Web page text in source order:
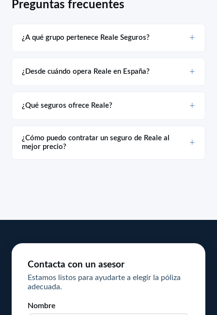
Preguntas frecuentes
¿A qué grupo pertenece Reale Seguros?
¿Desde cuándo opera Reale en España?
¿Qué seguros ofrece Reale?
¿Cómo puedo contratar un seguro de Reale al
mejor precio?
Contacta con un asesor
Estamos listos para ayudarte a elegir la póliza
adecuada.
Nombre